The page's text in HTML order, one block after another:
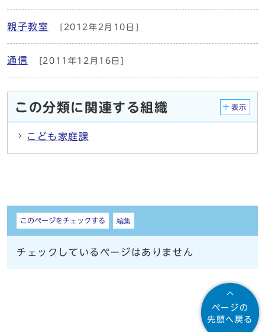
親子教室 [2012年2月10日]
通信 [2011年12月16日]
この分類に関連する組織 表示
こども家庭課
しおり
このページをチェックする 編集
チェックしているページはありません
ページの
先頭へ戻る